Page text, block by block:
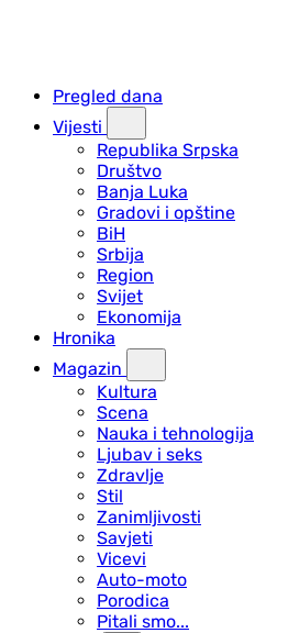
Pregled dana
Vijesti
Republika Srpska
Društvo
Banja Luka
Gradovi i opštine
BiH
Srbija
Region
Svijet
Ekonomija
Hronika
Magazin
Kultura
Scena
Nauka i tehnologija
Ljubav i seks
Zdravlje
Stil
Zanimljivosti
Savjeti
Vicevi
Auto-moto
Porodica
Pitali smo...